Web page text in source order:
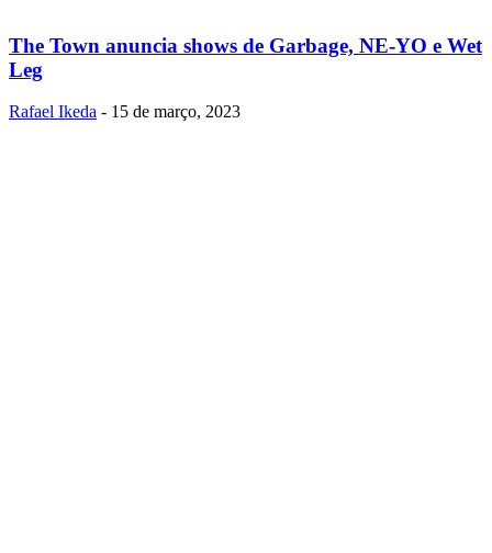
The Town anuncia shows de Garbage, NE-YO e Wet
Leg
Rafael Ikeda - 15 de março, 2023